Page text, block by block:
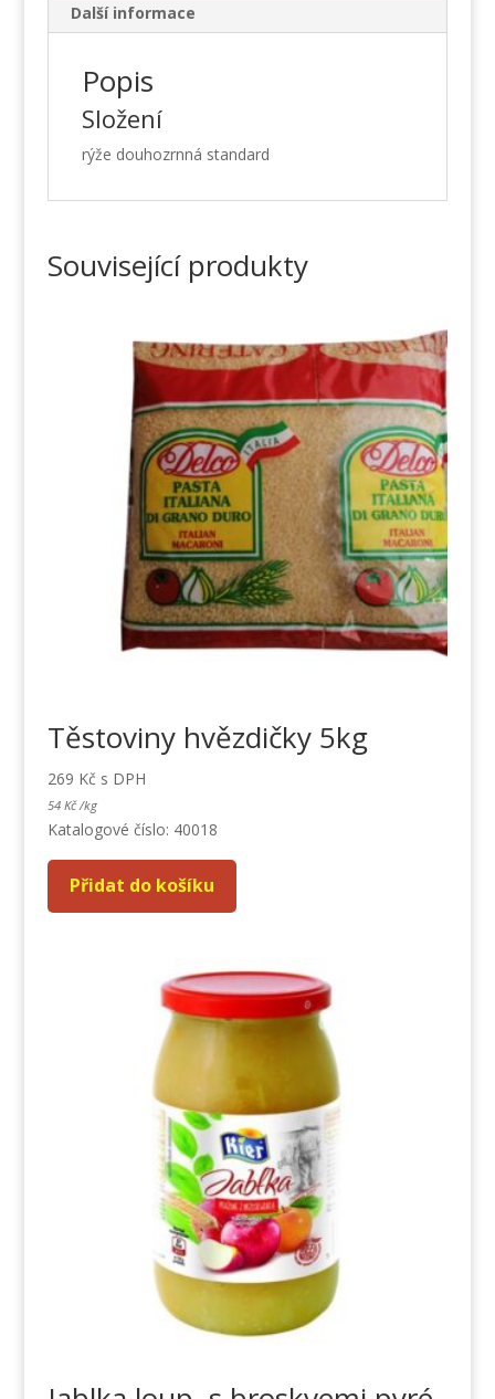
Další informace
Popis
Složení
rýže douhozrnná standard
Související produkty
Těstoviny hvězdičky 5kg
269 Kč s DPH
54 Kč /kg
Katalogové číslo: 40018
Přidat do košíku